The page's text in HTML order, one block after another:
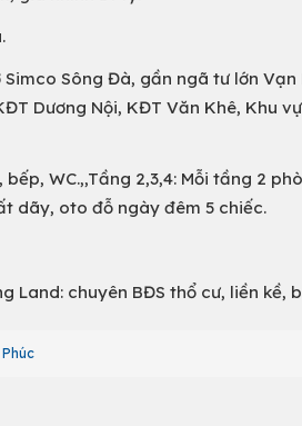
Sông Đà, gần ngã tư lớn Vạn
Dương Nội, KĐT Văn Khê, Khu
WC.,,Tầng 2,3,4: Mỗi tầng 2
dãy, oto đỗ ngày đêm 5 chiếc.
Land: chuyên BĐS thổ cư, liền kề,